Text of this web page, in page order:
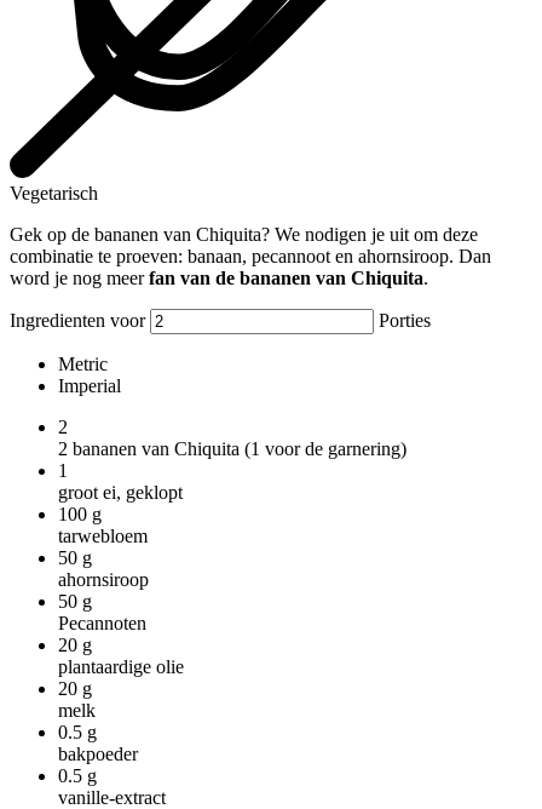
Vegetarisch
Gek op de bananen van Chiquita? We nodigen je uit om deze
combinatie te proeven: banaan, pecannoot en ahornsiroop. Dan
word je nog meerfan van de bananen van Chiquita.
Ingredienten voor Porties
Metric
Imperial
2
2 bananen van Chiquita (1 voor de garnering)
1
groot ei, geklopt
100 g
tarwebloem
50 g
ahornsiroop
50 g
Pecannoten
20 g
plantaardige olie
20 g
melk
0.5 g
bakpoeder
0.5 g
vanille-extract